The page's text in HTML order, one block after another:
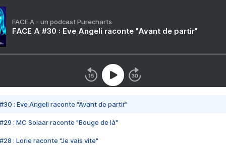
FACE A - un podcast Purecharts
FACE A #30 : Eve Angeli raconte "Avant de partir"
#30 : Eve Angeli raconte "Avant de partir"
#29 : MC Solaar raconte "Bouge de là"
#28 : Lorie raconte "Je vais vite"